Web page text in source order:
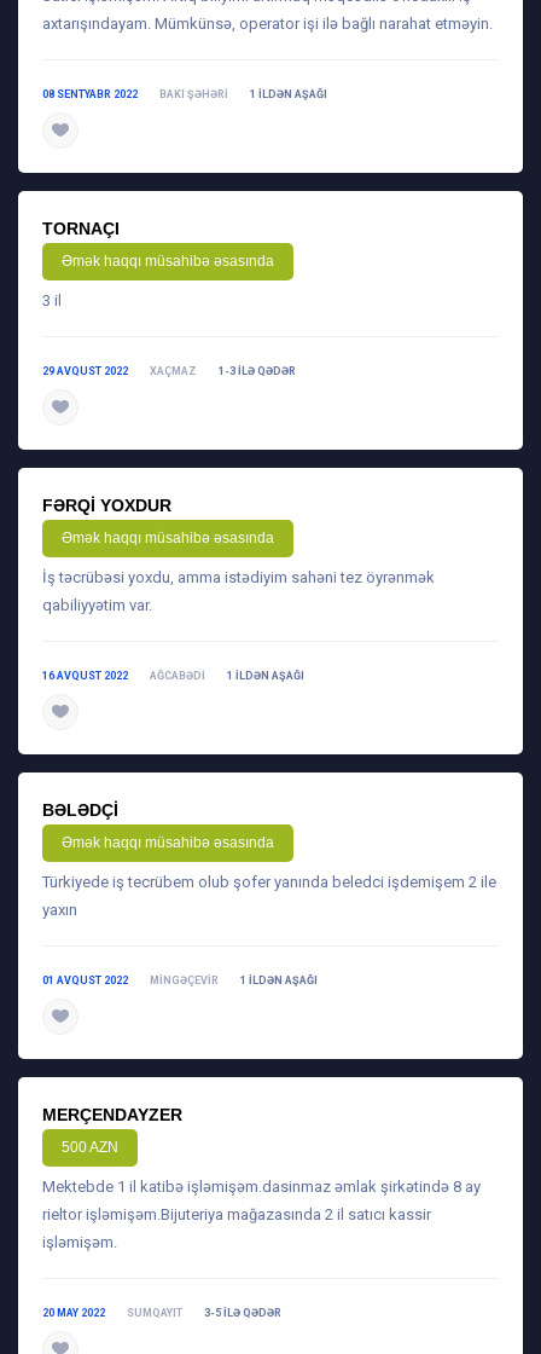
axtarışındayam. Mümkünsə, operator işi ilə bağlı narahat etməyin.
08 SENTYABR 2022 BAKI ŞƏHƏRI 1 ILDƏN AŞAĞI
TORNAÇI
Əmək haqqı müsahibə əsasında
3 il
29 AVQUST 2022 XAÇMAZ 1-3 ILƏ QƏDƏR
FƏRQI YOXDUR
Əmək haqqı müsahibə əsasında
İş təcrübəsi yoxdu, amma istədiyim sahəni tez öyrənmək
qabiliyyətim var.
16 AVQUST 2022 AĞCABƏDI 1 ILDƏN AŞAĞI
BƏLƏDÇI
Əmək haqqı müsahibə əsasında
Türkiyede iş tecrübem olub şofer yanında beledci işdemişem 2 ile
yaxın
01 AVQUST 2022 MINGƏÇEVIR 1 ILDƏN AŞAĞI
MERÇENDAYZER
500 AZN
Mektebde 1 il katibə işləmişəm.dasinmaz əmlak şirkətində 8 ay
rieltor işləmişəm.Bijuteriya mağazasında 2 il satıcı kassir
işləmişəm.
20 MAY 2022 SUMQAYIT 3-5 ILƏ QƏDƏR